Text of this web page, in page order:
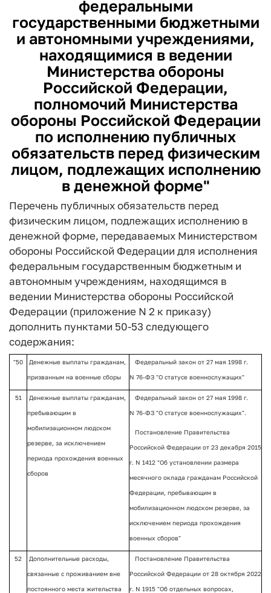
федеральными
государственными бюджетными
и автономными учреждениями,
находящимися в ведении
Министерства обороны
Российской Федерации,
полномочий Министерства
обороны Российской Федерации
по исполнению публичных
обязательств перед физическим
лицом, подлежащих исполнению
в денежной форме"
Перечень публичных обязательств перед
физическим лицом, подлежащих исполнению в
денежной форме, передаваемых Министерством
обороны Российской Федерации для исполнения
федеральным государственным бюджетным и
автономным учреждениям, находящимся в
ведении Министерства обороны Российской
Федерации (приложение N 2 к приказу)
дополнить пунктами 50-53 следующего
содержания:
"50 Денежные выплаты гражданам,
призванным на военные сборы
Федеральный закон от 27 мая 1998 г.
N 76-ФЗ "О статусе военнослужащих"
51 Денежные выплаты гражданам,
пребывающим в
мобилизационном людском
резерве, за исключением
периода прохождения военных
сборов
Федеральный закон от 27 мая 1998 г.
N 76-ФЗ "О статусе военнослужащих".
Постановление Правительства
Российской Федерации от 23 декабря 2015
г. N 1412 "Об установлении размера
месячного оклада гражданам Российской
Федерации, пребывающим в
мобилизационном людском резерве, за
исключением периода прохождения
военных сборов"
52 Дополнительные расходы,
связанные с проживанием вне
постоянного места жительства
Постановление Правительства
Российской Федерации от 28 октября 2022
г. N 1915 "Об отдельных вопросах,